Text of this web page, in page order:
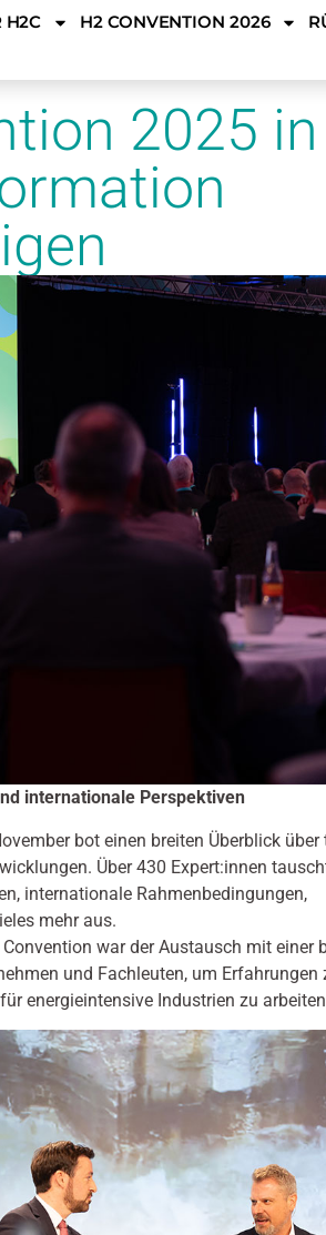
H2C H2 CONVENTION 2026
2025
internationale Perspektiven
bot einen breiten Überblick
Über 430 Expert:innen
internationale Rahmenbedingungen,
mehr aus.
war der Austausch mit einer
und Fachleuten, um
energieintensive Industrien zu